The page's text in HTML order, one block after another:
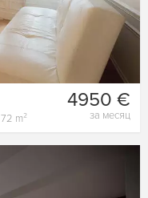
4950 €
за месяц
72 m²